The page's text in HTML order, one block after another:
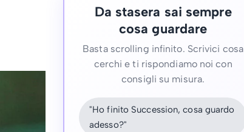
Da stasera sai sempre
cosa guardare
Basta scrolling infinito. Scrivici cosa
cerchi e ti rispondiamo noi con
consigli su misura.
"Ho finito Succession, cosa guardo
adesso?"